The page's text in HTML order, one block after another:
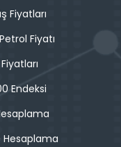
Fiyatları
Fiyatı
Endeksi
Hesaplama